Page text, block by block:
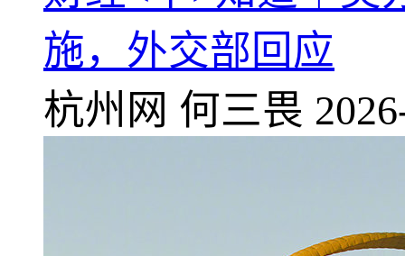
施，外交部回应
杭州网 何三畏